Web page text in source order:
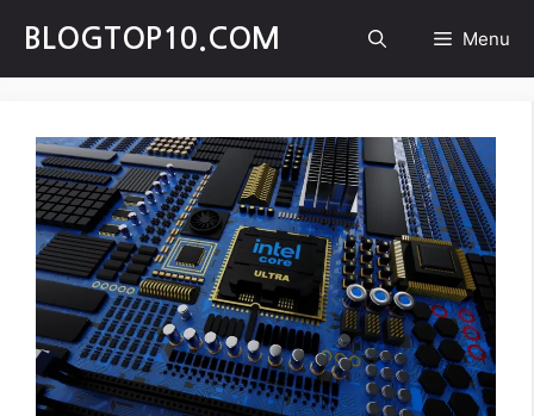
content
BLOGTOP10.COM Menu